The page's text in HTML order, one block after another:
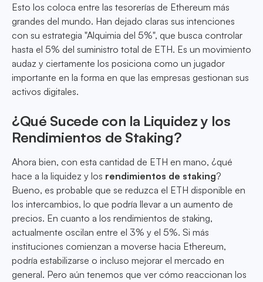
Esto los coloca entre las tesorerías de Ethereum más
grandes del mundo. Han dejado claras sus intenciones
con su estrategia "Alquimia del 5%", que busca controlar
hasta el 5% del suministro total de ETH. Es un movimiento
audaz y ciertamente los posiciona como un jugador
importante en la forma en que las empresas gestionan sus
activos digitales.
¿Qué Sucede con la Liquidez y los
Rendimientos de Staking?
Ahora bien, con esta cantidad de ETH en mano, ¿qué
hace a la liquidez y los rendimientos de staking?
Bueno, es probable que se reduzca el ETH disponible en
los intercambios, lo que podría llevar a un aumento de
precios. En cuanto a los rendimientos de staking,
actualmente oscilan entre el 3% y el 5%. Si más
instituciones comienzan a moverse hacia Ethereum,
podría estabilizarse o incluso mejorar el mercado en
general. Pero aún tenemos que ver cómo reaccionan los